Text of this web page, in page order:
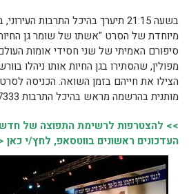
מיוחדת של הסרט "אשתו של שומר גן
סיפורם האמיתי של שני חסידי אומות
הצילו את חייהם בזמן השואה. הכניסה
מותנית בהרשמה מראש בהיכל התרבות 08-9737333.
>> להצטרפות לרשימת התפוצה של
העדכונים ראשונים בווטסאפ, לחץ/י כאן